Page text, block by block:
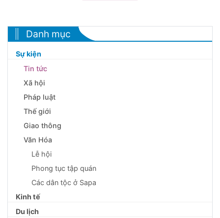
Danh mục
Sự kiện
Tin tức
Xã hội
Pháp luật
Thế giới
Giao thông
Văn Hóa
Lễ hội
Phong tục tập quán
Các dân tộc ở Sapa
Kinh tế
Du lịch